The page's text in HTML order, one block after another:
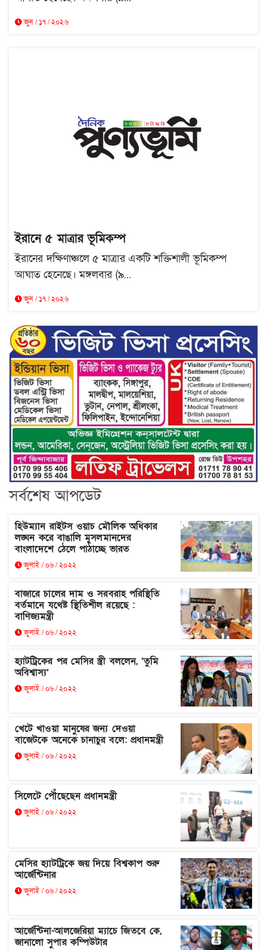
জুন / ১৭ / ২০২৬
ইরানে ৫ মাত্রার ভূমিকম্প
ইরানের দক্ষিণাঞ্চলে ৫ মাত্রার একটি শক্তিশালী ভূমিকম্প
আঘাত হেনেছে। মঙ্গলবার (৯...
জুন / ১৭ / ২০২৬
সর্বশেষ আপডেট
হিউম্যান রাইটস ওয়াচ মৌলিক অধিকার
লঙ্ঘন করে বাঙালি মুসলমানদের
বাংলাদেশে ঠেলে পাঠাচ্ছে ভারত
জুলাই / ০৬ / ২০২২
বাজারে চালের দাম ও সরবরাহ পরিস্থিতি
বর্তমানে যথেষ্ট স্থিতিশীল রয়েছে :
বাণিজ্যমন্ত্রী
জুলাই / ০৬ / ২০২২
হ্যাটট্রিকের পর মেসির স্ত্রী বললেন, ‘তুমি
অবিশ্বাস্য’
জুলাই / ০৬ / ২০২২
খেটে খাওয়া মানুষের জন্য দেওয়া
বাজেটকে অনেকে চানাচুর বলে: প্রধানমন্ত্রী
জুলাই / ০৬ / ২০২২
সিলেটে পৌঁছেছেন প্রধানমন্ত্রী
জুলাই / ০৬ / ২০২২
মেসির হ্যাটট্রিকে জয় দিয়ে বিশ্বকাপ শুরু
আর্জেন্টিনার
জুলাই / ০৬ / ২০২২
আর্জেন্টিনা-আলজেরিয়া ম্যাচে জিতবে কে,
জানালো সুপার কম্পিউটার